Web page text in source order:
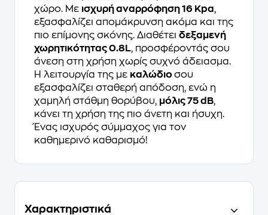
χώρο. Με ισχυρή αναρρόφηση 16 Kpa,
εξασφαλίζει απομάκρυνση ακόμα και της
πιο επίμονης σκόνης. Διαθέτει δεξαμενή
χωρητικότητας 0.8L, προσφέροντάς σου
άνεση στη χρήση χωρίς συχνό άδειασμα.
Η λειτουργία της με καλώδιοσου
εξασφαλίζει σταθερή απόδοση, ενώ η
χαμηλή στάθμη θορύβου, μόλις 75 dB,
κάνει τη χρήση της πιο άνετη και ήσυχη.
Ένας ισχυρός σύμμαχος για τον
καθημερινό καθαρισμό!
Χαρακτηριστικά